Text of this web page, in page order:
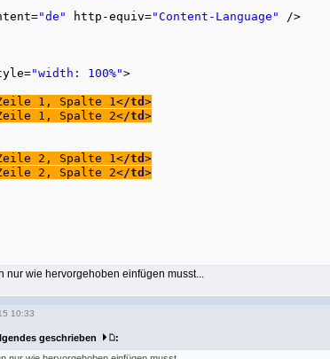
"de" http-equiv="Content-Language"
/>
"width: 100%">
1, Spalte 1</td >
1, Spalte 2</td >
2, Spalte 1</td >
2, Spalte 2</td >
nur wie hervorgehoben einfügen musst...
10:33
geschrieben
: